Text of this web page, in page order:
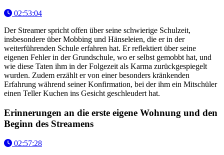
02:53:04
Der Streamer spricht offen über seine schwierige Schulzeit,
insbesondere über Mobbing und Hänseleien, die er in der
weiterführenden Schule erfahren hat. Er reflektiert über seine
eigenen Fehler in der Grundschule, wo er selbst gemobbt hat, und
wie diese Taten ihm in der Folgezeit als Karma zurückgespiegelt
wurden. Zudem erzählt er von einer besonders kränkenden
Erfahrung während seiner Konfirmation, bei der ihm ein Mitschüler
einen Teller Kuchen ins Gesicht geschleudert hat.
Erinnerungen an die erste eigene Wohnung und den
Beginn des Streamens
02:57:28